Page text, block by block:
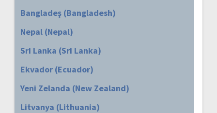
Bangladeş (Bangladesh)
Nepal (Nepal)
Sri Lanka (Sri Lanka)
Ekvador (Ecuador)
Yeni Zelanda (New Zealand)
Litvanya (Lithuania)